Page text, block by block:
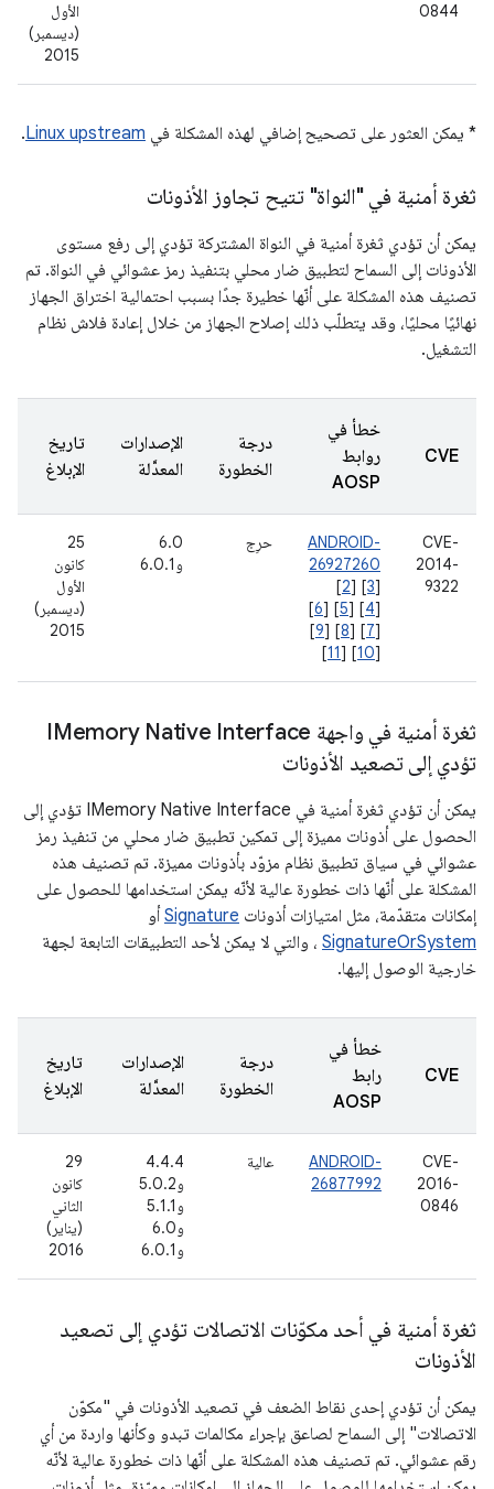
0844
الأول
(ديسمبر)
2015
* يمكن العثور على تصحيح إضافي لهذه المشكلة في Linux upstream
.
ثغرة أمنية في "النواة" تتيح تجاوز الأذونات
يمكن أن تؤدي ثغرة أمنية في النواة المشتركة تؤدي إلى رفع مستوى
الأذونات إلى السماح لتطبيق ضار محلي بتنفيذ رمز عشوائي في النواة. تم
تصنيف هذه المشكلة على أنّها خطيرة جدًا بسبب احتمالية اختراق الجهاز
نهائيًا محليًا، وقد يتطلّب ذلك إصلاح الجهاز من خلال إعادة فلاش نظام
التشغيل.
CVE
خطأ في
روابط
AOSP
درجة
الخطورة
الإصدارات
المعدَّلة
تاريخ
الإبلاغ
CVE-
2014-
9322
ANDROID-
26927260
[2] [3]
[
4
] [
5
] [
6
]
[
7
] [
8
] [
9
]
[
10
] [
11
]
حرِج
6.0
و6.0.1
25
كانون
الأول
(ديسمبر)
2015
ثغرة أمنية في واجهة IMemory Native Interface
تؤدي إلى تصعيد الأذونات
يمكن أن تؤدي ثغرة أمنية في IMemory Native Interface تؤدي إلى
الحصول على أذونات مميزة إلى تمكين تطبيق ضار محلي من تنفيذ رمز
عشوائي في سياق تطبيق نظام مزوّد بأذونات مميزة. تم تصنيف هذه
المشكلة على أنّها ذات خطورة عالية لأنّه يمكن استخدامها للحصول على
إمكانات متقدّمة، مثل امتيازات أذونات Signature أو
SignatureOrSystem ، والتي لا يمكن لأحد التطبيقات التابعة لجهة
خارجية الوصول إليها.
CVE
خطأ في
رابط
AOSP
درجة
الخطورة
الإصدارات
المعدَّلة
تاريخ
الإبلاغ
CVE-
2016-
0846
ANDROID-
26877992
عالية
4.4.4
و5.0.2
و5.1.1
و6.0
و6.0.1
29
كانون
الثاني
(يناير)
2016
ثغرة أمنية في أحد مكوّنات الاتصالات تؤدي إلى تصعيد
الأذونات
يمكن أن تؤدي إحدى نقاط الضعف في تصعيد الأذونات في "مكوّن
الاتصالات" إلى السماح لصاعق بإجراء مكالمات تبدو وكأنها واردة من أي
رقم عشوائي. تم تصنيف هذه المشكلة على أنّها ذات خطورة عالية لأنّه